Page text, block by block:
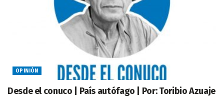
OPINIÓN
Desde el conuco | País autófago | Por: Toribio Azuaje